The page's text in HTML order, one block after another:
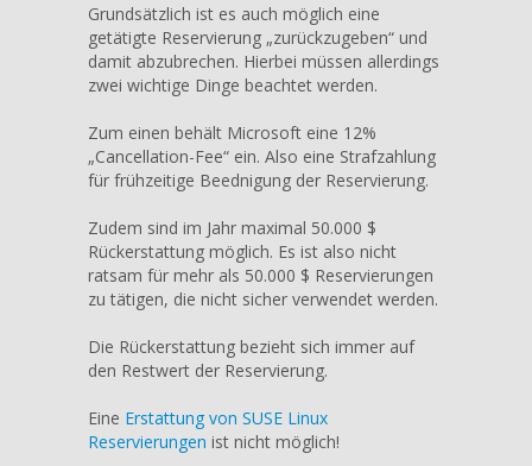
Grundsätzlich ist es auch möglich eine
getätigte Reservierung „zurückzugeben“ und
damit abzubrechen. Hierbei müssen allerdings
zwei wichtige Dinge beachtet werden.
Zum einen behält Microsoft eine 12%
„Cancellation-Fee“ ein. Also eine Strafzahlung
für frühzeitige Beednigung der Reservierung.
Zudem sind im Jahr maximal 50.000 $
Rückerstattung möglich. Es ist also nicht
ratsam für mehr als 50.000 $ Reservierungen
zu tätigen, die nicht sicher verwendet werden.
Die Rückerstattung bezieht sich immer auf
den Restwert der Reservierung.
Eine Erstattung von SUSE Linux
Reservierungen ist nicht möglich!